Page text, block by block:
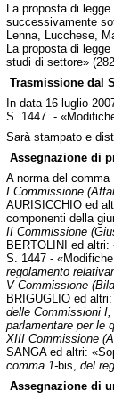
La proposta di
successivamente
Lenna, Lucchese,
La proposta di
studi di settore»
Trasmissione dal
In data 16 luglio
S. 1447. -
Sarà stampato e
Assegnazione di
A norma del
I Commissione
AURISICCHIO ed
componenti della
II Commissione
BERTOLINI ed altri:
S. 1447 -
regolamento
V Commissione
BRIGUGLIO ed
delle Commissioni I,
parlamentare per le
XIII Commissione
SANGA ed altri:
comma 1-bis, del
Assegnazione di